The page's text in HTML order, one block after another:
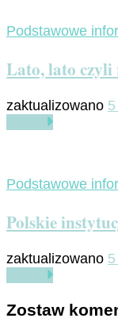
Podstawowe
Lato, lato czyli
zaktualizowano
Podstawowe
Polskie
zaktualizowano
Zostaw